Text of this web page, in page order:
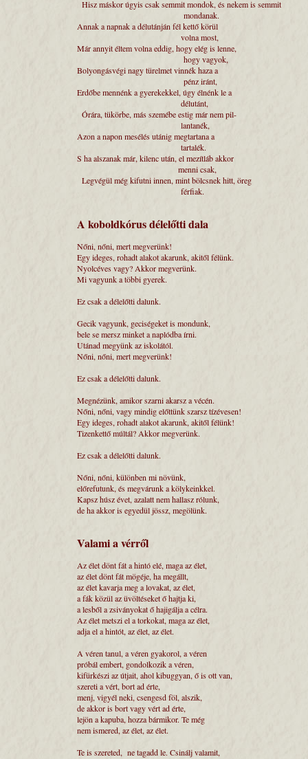
Hisz máskor úgyis csak semmit mondok, és
mondanak.
Annak a napnak a délutánján fél kettő
volna most,
Már annyit éltem volna eddig, hogy elég is
hogy vagyok,
Bolyongásvégi nagy türelmet vinnék haza
pénz iránt,
Erdőbe mennénk a gyerekekkel, úgy
délutánt,
Órára, tükörbe, más szemébe estig már
lantanék,
Azon a napon mesélés utánig megtartana
tartalék.
S ha alszanak már, kilenc után, el mezítláb
menni csak,
Legvégül még kifutni innen, mint bölcsnek
férfiak.
A koboldkórus délelőtti dala
Nőni, nőni, mert megverünk!
Egy ideges, rohadt alakot akarunk, akitől félünk.
Nyolcéves vagy? Akkor megverünk.
Mi vagyunk a többi gyerek.
Ez csak a délelőtti dalunk.
Gecik vagyunk, geciségeket is mondunk,
bele se mersz minket a naplódba írni.
Utánad megyünk az iskolától.
Nőni, nőni, mert megverünk!
Ez csak a délelőtti dalunk.
Megnézünk, amikor szarni akarsz a vécén.
Nőni, nőni, vagy mindig előttünk szarsz tízévesen!
Egy ideges, rohadt alakot akarunk, akitől félünk!
Tizenkettő múltál? Akkor megverünk.
Ez csak a délelőtti dalunk.
Nőni, nőni, különben mi növünk,
előrefutunk, és megvárunk a kölykeinkkel.
Kapsz húsz évet, azalatt nem hallasz rólunk,
de ha akkor is egyedül jössz, megölünk.
Valami a vérről
Az élet dönt fát a hintó elé, maga az élet,
az élet dönt fát mögéje, ha megállt,
az élet kavarja meg a lovakat, az élet,
a fák közül az üvöltéseket ő hajtja ki,
a lesből a zsiványokat ő hajigálja a célra.
Az élet metszi el a torkokat, maga az élet,
adja el a hintót, az élet, az élet.
A véren tanul, a véren gyakorol, a véren
próbál embert, gondolkozik a véren,
kifürkészi az útjait, ahol kibuggyan, ő is ott van,
szereti a vért, bort ad érte,
menj, vigyél neki, csengesd föl, alszik,
de akkor is bort vagy vért ad érte,
lejön a kapuba, hozza bármikor. Te még
nem ismered, az élet, az élet.
Te is szereted, ne tagadd le. Csinálj valamit,